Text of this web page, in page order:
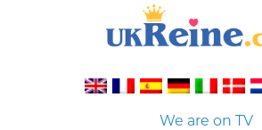
We are on TV